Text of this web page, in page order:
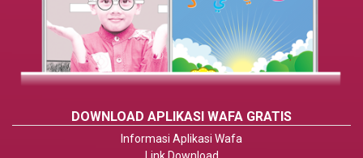
DOWNLOAD APLIKASI WAFA GRATIS
Informasi Aplikasi Wafa
Link Download